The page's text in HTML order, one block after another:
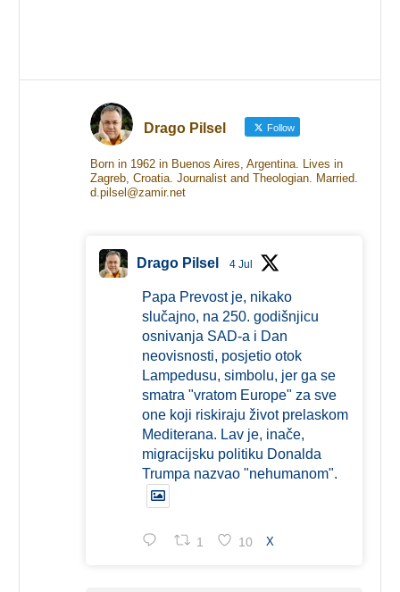
Drago Pilsel Follow
Born in 1962 in Buenos Aires, Argentina. Lives in
Zagreb, Croatia. Journalist and Theologian. Married.
d.pilsel@zamir.net
Drago Pilsel 4 Jul
Papa Prevost je, nikako
slučajno, na 250. godišnjicu
osnivanja SAD-a i Dan
neovisnosti, posjetio otok
Lampedusu, simbolu, jer ga se
smatra "vratom Europe" za sve
one koji riskiraju život prelaskom
Mediterana. Lav je, inače,
migracijsku politiku Donalda
Trumpa nazvao "nehumanom".
1 10 X